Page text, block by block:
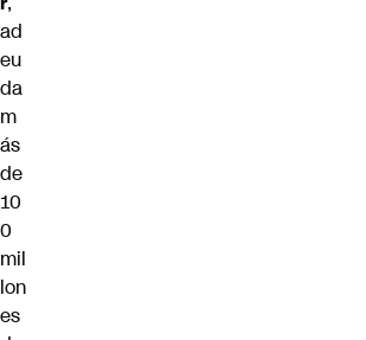
ad
eu
da
m
ás
de
10
0
mil
lon
es